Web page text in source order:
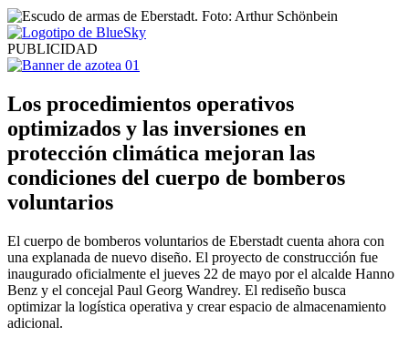
PUBLICIDAD
Los procedimientos operativos
optimizados y las inversiones en
protección climática mejoran las
condiciones del cuerpo de bomberos
voluntarios
El cuerpo de bomberos voluntarios de Eberstadt cuenta ahora con
una explanada de nuevo diseño. El proyecto de construcción fue
inaugurado oficialmente el jueves 22 de mayo por el alcalde Hanno
Benz y el concejal Paul Georg Wandrey. El rediseño busca
optimizar la logística operativa y crear espacio de almacenamiento
adicional.